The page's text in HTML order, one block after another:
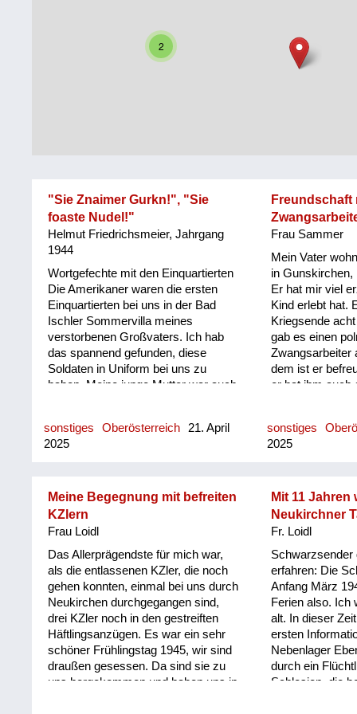
Tirol
Familiengeschichten
Staatsvertrag
Wohnen
sonstiges
2
"Sie Znaimer Gurkn!", "Sie
foaste Nudel!"
Helmut Friedrichsmeier, Jahrgang
1944
Wortgefechte mit den Einquartierten
Die Amerikaner waren die ersten
Einquartierten bei uns in der Bad
Ischler Sommervilla meines
verstorbenen Großvaters. Ich hab
das spannend gefunden, diese
Soldaten in Uniform bei uns zu
haben. Meine junge Mutter war auch
werden die Leute sagen! Bald darauf
mussten wir eine Flüchtlingsfamilie
nicht das, was meine Großmutter
wollte; die Amerikaner hatten noch
einen gewissen Status verliehen.
einen Spielkameraden hatte,
während meine Großmutter sich
bald mit der Frau dieser
Flüchtlingsfamilie verfeindet hat.
Meine Großmutter hat immer
gesagt: Sie Znaimer Gurkn! Znaim
war ja eine Gemüsezucht Gegend.
Und die Frau aus Südmähren hat
sonstiges Oberösterreich
21. April
2025
Freundschaft
Frau Sammer
Mein Vater
in Gunskirchen,
Er hat mir viel
Kind erlebt hat.
Kriegsende
gab es einen
Zwangsarbeiter
dem ist er
er hat ihm auch
Zwangsarbeiter
Kriegsende in
wegebracht
dabei. Der hat
ungefähr, wo
von zu Hause
befreundeten.
sonstiges
2025
Meine Begegnung mit befreiten
KZlern
Frau Loidl
Das Allerprägendste für mich war,
als die entlassenen KZler, die noch
gehen konnten, einmal bei uns durch
Neukirchen durchgegangen sind,
drei KZler noch in den gestreiften
Häftlingsanzügen. Es war ein sehr
schöner Frühlingstag 1945, wir sind
draußen gesessen. Da sind sie zu
uns hergekommen und haben uns in
Mit 11 Jahren
Neukirchner
Fr. Loidl
Schwarzsender
erfahren: Die
Anfang März
Ferien also. Ich
alt. In dieser
ersten
Nebenlager
durch ein
Schlesien, die